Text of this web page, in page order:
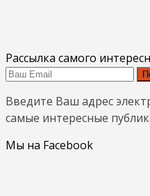
Рассылка самого
Введите Ваш адрес
самые интересные
Мы на Facebook